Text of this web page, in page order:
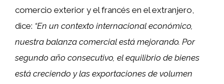
comercio exterior y el francés en el extranjero,
dice: “En un contexto internacional económico,
nuestra balanza comercial está mejorando. Por
segundo año consecutivo, el equilibrio de bienes
está creciendo y las exportaciones de volumen